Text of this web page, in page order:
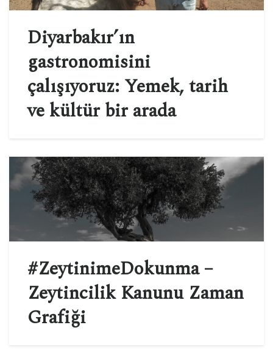
Diyarbakır’ın
gastronomisini
çalışıyoruz: Yemek, tarih
ve kültür bir arada
#ZeytinimeDokunma –
Zeytincilik Kanunu Zaman
Grafiği